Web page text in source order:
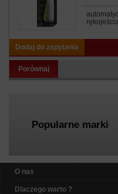
Dodaj do zapytania
Porównaj
Popularne marki
O nas
Dlaczego warto ?